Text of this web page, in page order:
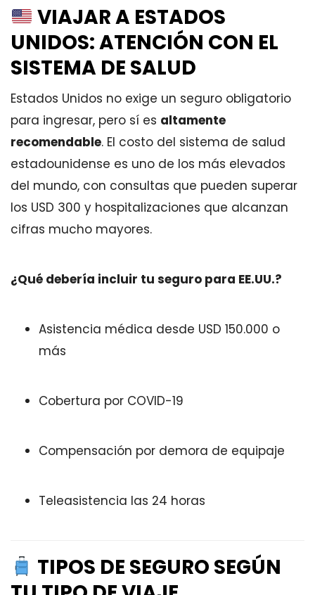
VIAJAR A ESTADOS
UNIDOS: ATENCIÓN CON EL
SISTEMA DE SALUD
Estados Unidos no exige un seguro obligatorio
para ingresar, pero sí es altamente
recomendable. El costo del sistema de salud
estadounidense es uno de los más elevados
del mundo, con consultas que pueden superar
los USD 300 y hospitalizaciones que alcanzan
cifras mucho mayores.
¿Qué debería incluir tu seguro para EE.UU.?
Asistencia médica desde USD 150.000 o
más
Cobertura por COVID-19
Compensación por demora de equipaje
Teleasistencia las 24 horas
TIPOS DE SEGURO SEGÚN